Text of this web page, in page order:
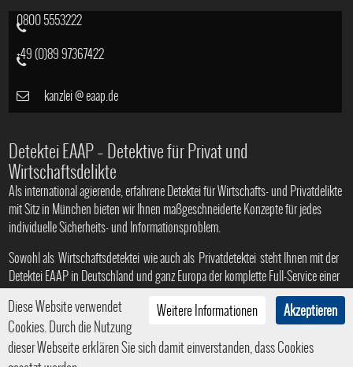
0800 5553222
+49 (0)89 97367422
kanzlei@eaap.de
Detektei EAAP – Detektive für Privat und
Wirtschaftsdelikte
Als international agierende, erfahrene Detektei für Wirtschafts- und Privatdelikte
mit Sitz in München bieten wir Ihnen maßgeschneiderte Konzepte für jedes
individuelle Sicherheits- und Informationsproblem.
Sowohl als Wirtschaftsdetektei wie auch als Privatdetektei steht Ihnen mit der
Detektei EAAP in Deutschland und ganz Europa der komplette Full-Service einer
Profi-Agentur zur Verfügung
© 2008 - 2026Privat- und Wirtschaftsdetektei in München|HTML5 |CSS3| Ein Service der Internetagentur
Weitere Informationen Akzeptieren
Diese Website verwendet
Cookies. Durch die Nutzung
dieser Webseite erklären Sie sich damit einverstanden, dass Cookies